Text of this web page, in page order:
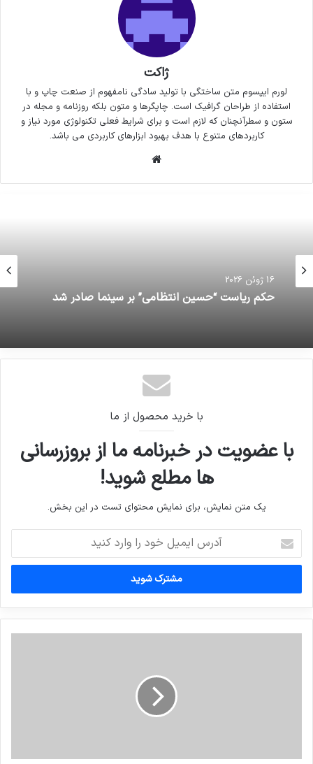
ژاکت
لورم ایپسوم متن ساختگی با تولید سادگی نامفهوم از صنعت چاپ و با
استفاده از طراحان گرافیک است. چاپگرها و متون بلکه روزنامه و مجله در
ستون و سطرآنچنان که لازم است و برای شرایط فعلی تکنولوژی مورد نیاز و
کاربردهای متنوع با هدف بهبود ابزارهای کاربردی می باشد.
16 ژوئن 2026
حکم ریاست “حسین انتظامی” بر سینما صادر شد
با خرید محصول از ما
با عضویت در خبرنامه ما از بروزرسانی
ها مطلع شوید!
یک متن نمایش، برای نمایش محتوای تست در این بخش.
ایمیل
خود
وارد
کنید